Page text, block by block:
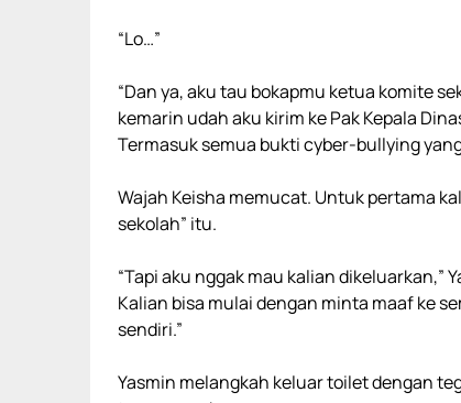
“Lo…”
“Dan ya, aku tau bokapmu ketua komite
kemarin udah aku kirim ke Pak Kepala
Termasuk semua bukti cyber-bullying
Wajah Keisha memucat. Untuk pertama
sekolah” itu.
“Tapi aku nggak mau kalian dikeluarkan,”
Kalian bisa mulai dengan minta maaf ke
sendiri.”
Yasmin melangkah keluar toilet dengan